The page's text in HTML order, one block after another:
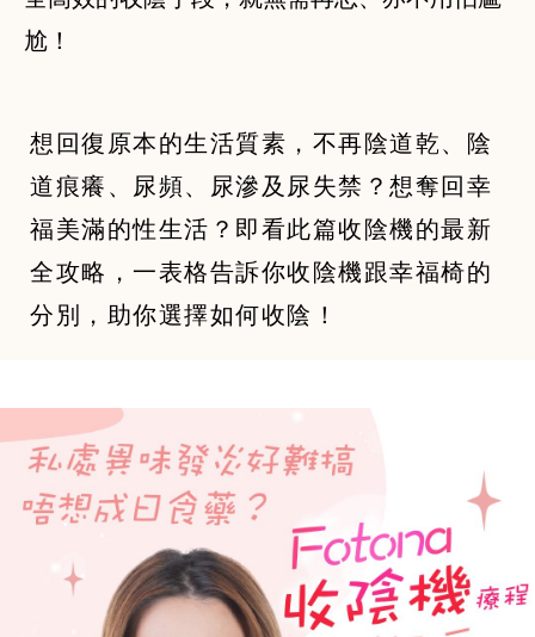
尬！
想回復原本的生活質素，不再陰道乾、陰
道痕癢、尿頻、尿滲及尿失禁？想奪回幸
福美滿的性生活？即看此篇收陰機的最新
全攻略，一表格告訴你收陰機跟幸福椅的
分別，助你選擇如何收陰！